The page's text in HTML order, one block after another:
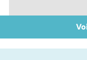
Don de
pour et le